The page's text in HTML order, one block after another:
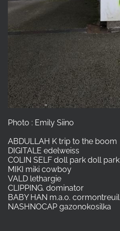
Photo : Emily Siino
ABDULLAH K trip to the boom
DIGITALE edelweiss
COLIN SELF doll park doll park
MIKI miki cowboy
VALD lethargie
CLIPPING. dominator
BABY HAN m.a.o. cormontreuil
NASHNOCAP gazonokosilka